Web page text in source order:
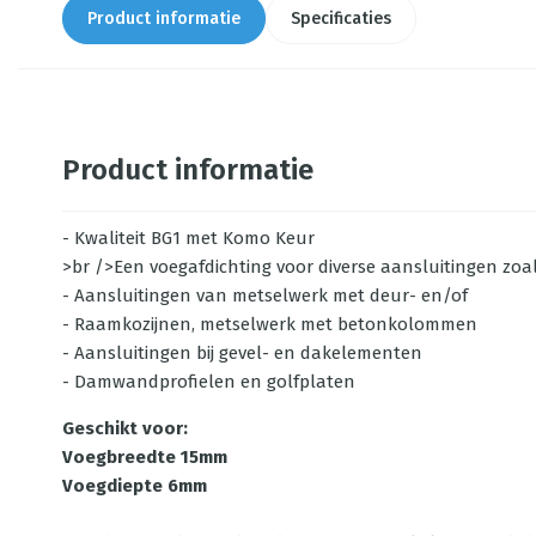
Product informatie Specificaties
Product informatie
- Kwaliteit BG1 met Komo Keur
>br />Een voegafdichting voor diverse aansluitingen
- Aansluitingen van metselwerk met deur- en/of
- Raamkozijnen, metselwerk met betonkolommen
- Aansluitingen bij gevel- en dakelementen
- Damwandprofielen en golfplaten
Geschikt voor:
Voegbreedte 15mm
Voegdiepte 6mm